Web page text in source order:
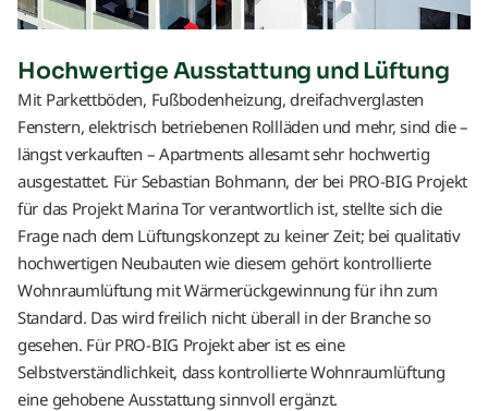
Hochwertige Ausstattung und Lüftung
Mit Parkettböden, Fußbodenheizung, dreifachverglasten
Fenstern, elektrisch betriebenen Rollläden und mehr, sind die –
längst verkauften – Apartments allesamt sehr hochwertig
ausgestattet. Für Sebastian Bohmann, der bei PRO-BIG Projekt
für das Projekt Marina Tor verantwortlich ist, stellte sich die
Frage nach dem Lüftungskonzept zu keiner Zeit; bei qualitativ
hochwertigen Neubauten wie diesem gehört kontrollierte
Wohnraumlüftung mit Wärmerückgewinnung für ihn zum
Standard. Das wird freilich nicht überall in der Branche so
gesehen. Für PRO-BIG Projekt aber ist es eine
Selbstverständlichkeit, dass kontrollierte Wohnraumlüftung
eine gehobene Ausstattung sinnvoll ergänzt.